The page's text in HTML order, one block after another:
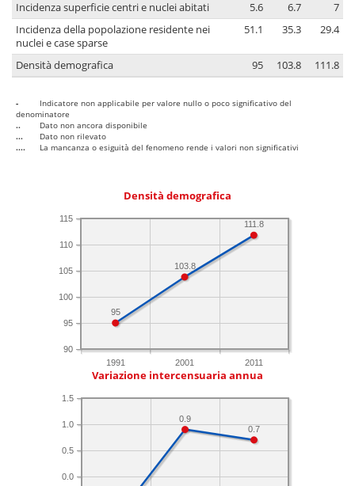
Incidenza superficie centri e nuclei abitati 5.6 6.7
7
Incidenza della popolazione residente nei
nuclei e case sparse
51.1 35.3 29.4
Densità demografica 95 103.8 111.8
-
Indicatore non applicabile per valore nullo o poco significativo del
denominatore
..
Dato non ancora disponibile
...
Dato non rilevato
....
La mancanza o esiguità del fenomeno rende i valori non significativi
Densità demografica
1991 2001 2011
90
95
100
105
110
115
111.8
103.8
95
Variazione intercensuaria annua
0.0
0.5
1.0
1.5
0.7
0.9